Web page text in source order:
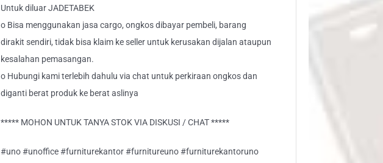
Untuk diluar JADETABEK
o Bisa menggunakan jasa cargo, ongkos dibayar pembeli, barang
dirakit sendiri, tidak bisa klaim ke seller untuk kerusakan dijalan ataupun
kesalahan pemasangan.
o Hubungi kami terlebih dahulu via chat untuk perkiraan ongkos dan
diganti berat produk ke berat aslinya
***** MOHON UNTUK TANYA STOK VIA DISKUSI / CHAT *****
#uno #unoffice #furniturekantor #furnitureuno #furniturekantoruno